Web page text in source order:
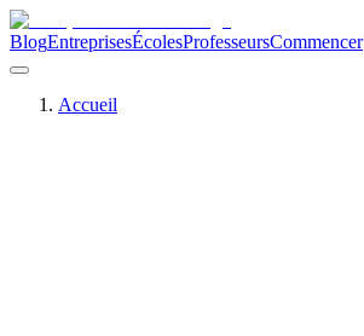
BlogEntreprisesÉcolesProfesseursCommencer
Accueil